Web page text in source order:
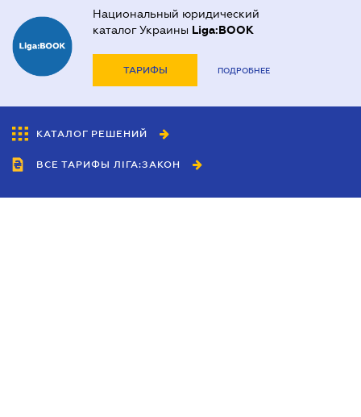
Национальный юридический
каталог Украины Liga:BOOK
ТАРИФЫ ПОДРОБНЕЕ
КАТАЛОГ РЕШЕНИЙ
ВСЕ ТАРИФЫ ЛІГА:ЗАКОН